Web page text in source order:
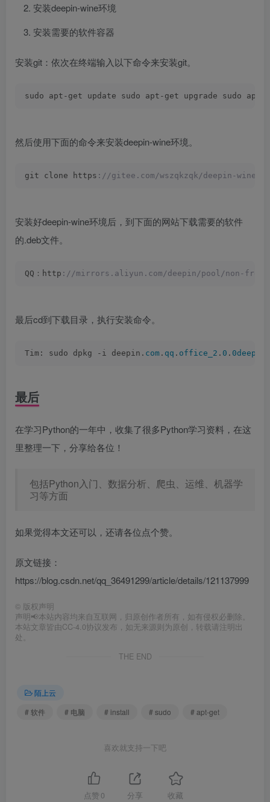
安装deepin-wine环境
安装需要的软件容器
安装git：依次在终端输入以下命令来安装git。
sudo apt-get update sudo apt-get upgrade sudo
然后使用下面的命令来安装deepin-wine环境。
git clone https ://gitee.com/wszqkzqk/deepin-wine-
安装好deepin-wine环境后，到下面的网站下载需要的软件
的.deb文件。
QQ：http ://mirrors.aliyun.com/deepin/pool/non-free/
最后cd到下载目录，执行安装命令。
Tim: sudo dpkg -i deepin. com . qq . office_2 . 0 .
最后
在学习Python的一年中，收集了很多Python学习资料，在这
里整理一下，分享给各位！
包括Python入门、数据分析、爬虫、运维、机器学
习等方面
如果觉得本文还可以，还请各位点个赞。
原文链接：
https://blog.csdn.net/qq_36491299/article/details/121137999
© 版权声明
声明📢本站内容均来自互联网，归原创作者所有，如有侵权必删除。
本站文章皆由CC-4.0协议发布，如无来源则为原创，转载请注明出
处。
THE END
陌上云
# 软件
# 电脑 # install # sudo # apt-get
喜欢就支持一下吧
点赞 0 分享 收藏